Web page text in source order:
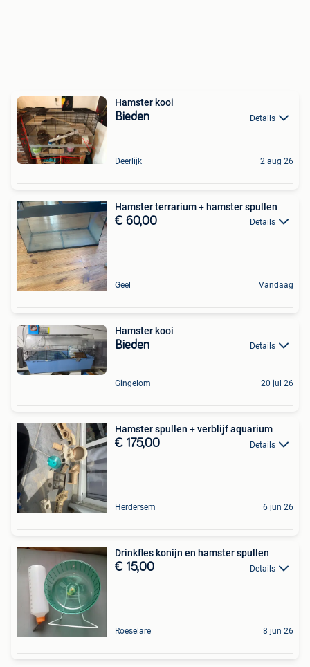
Hamster kooi
Bieden Details
Deerlijk 2 aug 26
Hamster terrarium + hamster spullen
€ 60,00 Details
Geel Vandaag
Hamster kooi
Bieden Details
Gingelom 20 jul 26
Hamster spullen + verblijf aquarium
€ 175,00 Details
Herdersem 6 jun 26
Drinkfles konijn en hamster spullen
€ 15,00 Details
Roeselare 8 jun 26